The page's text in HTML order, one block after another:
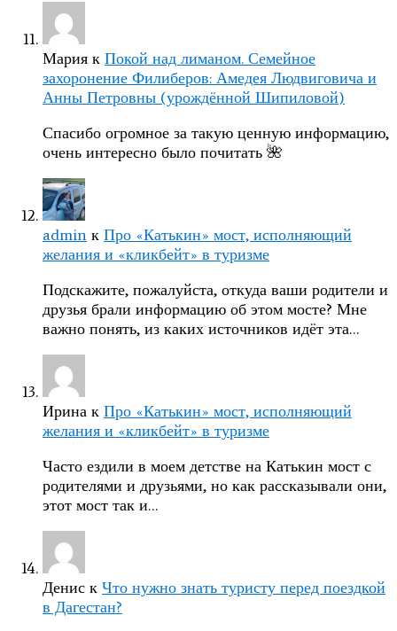
Мария к Покой над лиманом. Семейное
захоронение Филиберов: Амедея Людвиговича и
Анны Петровны (урождённой Шипиловой)
Спасибо огромное за такую ценную информацию,
очень интересно было почитать 🌺
admin к Про «Катькин» мост, исполняющий
желания и «кликбейт» в туризме
Подскажите, пожалуйста, откуда ваши родители и
друзья брали информацию об этом мосте? Мне
важно понять, из каких источников идёт эта…
Ирина к Про «Катькин» мост, исполняющий
желания и «кликбейт» в туризме
Часто ездили в моем детстве на Катькин мост с
родителями и друзьями, но как рассказывали они,
этот мост так и…
Денис к Что нужно знать туристу перед поездкой
в Дагестан?